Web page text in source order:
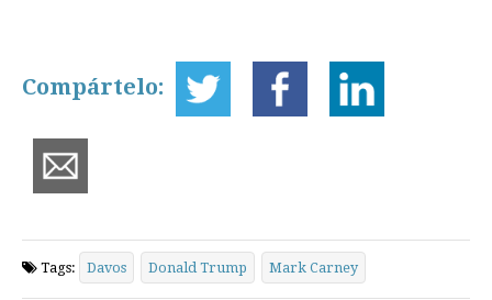
Compártelo:
Tags: Davos Donald Trump Mark Carney